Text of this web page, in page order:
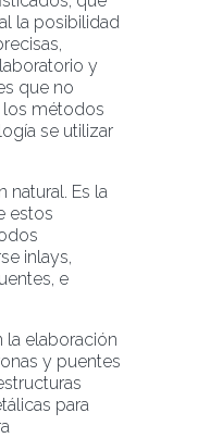
la posibilidad
y
que no
los métodos
se utilizar
natural. Es la
estos
inlays,
e
la elaboración
y puentes
para